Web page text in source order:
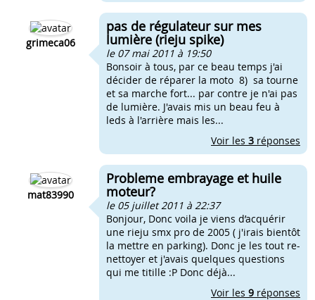
grimeca06
pas de régulateur sur mes
lumière (rieju spike)
le 07 mai 2011 à 19:50
Bonsoir à tous, par ce beau temps j'ai
décider de réparer la moto 8) sa tourne
et sa marche fort... par contre je n'ai pas
de lumière. J'avais mis un beau feu à
leds à l'arrière mais les...
Voir les 3 réponses
mat83990
Probleme embrayage et huile
moteur?
le 05 juillet 2011 à 22:37
Bonjour, Donc voila je viens d’acquérir
une rieju smx pro de 2005 ( j'irais bientôt
la mettre en parking). Donc je les tout re-
nettoyer et j'avais quelques questions
qui me titille :P Donc déjà...
Voir les 9 réponses